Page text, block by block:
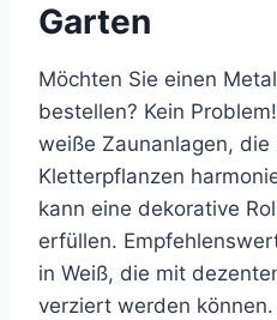
Garten
Möchten Sie einen
bestellen? Kein
weiße Zaunanlagen, die
Kletterpflanzen
kann eine dekorative
erfüllen.
in Weiß, die mit
verziert werden